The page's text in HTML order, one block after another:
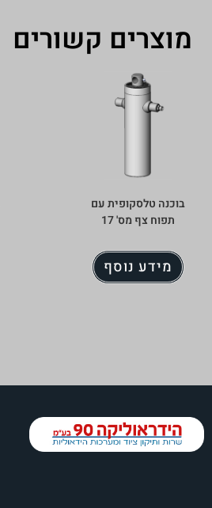
מוצרים קשורים
בוכנה טלסקופית עם
תפוח צף מס' 17
מידע נוסף